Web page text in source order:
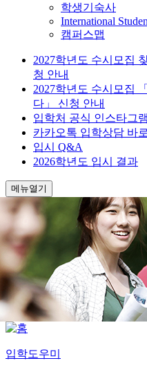
학생기숙사
International
캠퍼스맵
2027학년도 수시모집
청 안내
2027학년도 수시모집
다」 신청 안내
입학처 공식 인스타그
카카오톡 입학상담 바
입시 Q&A
2026학년도 입시 결과
메뉴열기
입학도우미